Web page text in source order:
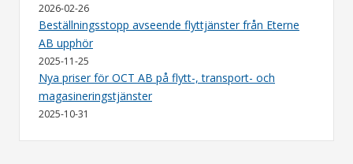
2026-02-26
Beställningsstopp avseende flyttjänster från Eterne
AB upphör
2025-11-25
Nya priser för OCT AB på flytt-, transport- och
magasineringstjänster
2025-10-31